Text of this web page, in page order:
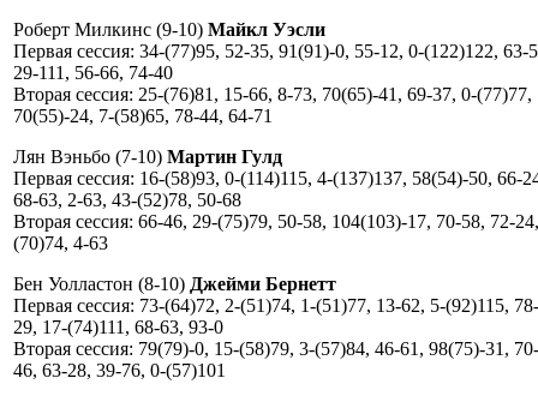
Роберт Милкинс (9-10) Майкл Уэсли
Первая сессия: 34-(77)95, 52-35, 91(91)-0, 55-12, 0-(122)122, 63-
29-111, 56-66, 74-40
Вторая сессия: 25-(76)81, 15-66, 8-73, 70(65)-41, 69-37, 0-(77)77,
70(55)-24, 7-(58)65, 78-44, 64-71
Лян Вэньбо (7-10) Мартин Гулд
Первая сессия: 16-(58)93, 0-(114)115, 4-(137)137, 58(54)-50, 66-
68-63, 2-63, 43-(52)78, 50-68
Вторая сессия: 66-46, 29-(75)79, 50-58, 104(103)-17, 70-58, 72-
(70)74, 4-63
Бен Уолластон (8-10) Джейми Бернетт
Первая сессия: 73-(64)72, 2-(51)74, 1-(51)77, 13-62, 5-(92)115, 78-
29, 17-(74)111, 68-63, 93-0
Вторая сессия: 79(79)-0, 15-(58)79, 3-(57)84, 46-61, 98(75)-31, 70-
46, 63-28, 39-76, 0-(57)101